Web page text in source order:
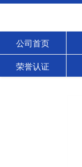
公司首页
荣誉认证